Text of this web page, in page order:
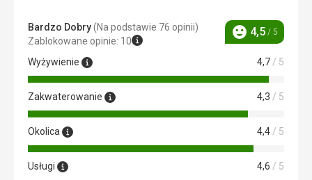
Bardzo Dobry(Na podstawie 76 opinii)
Zablokowane opinie: 10
Ocena
4,5 / 5
Wyżywienie 4,7 / 5
Zakwaterowanie 4,3 / 5
Okolica 4,4 / 5
Usługi 4,6 / 5